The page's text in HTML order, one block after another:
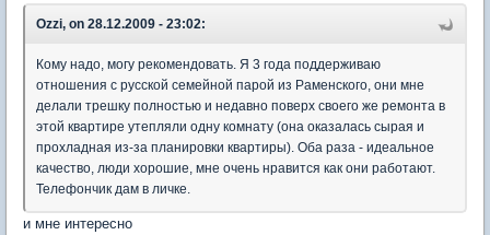
Ozzi, on 28.12.2009 - 23:02:
Кому надо, могу рекомендовать. Я 3 года поддерживаю
отношения с русской семейной парой из Раменского, они мне
делали трешку полностью и недавно поверх своего же ремонта в
этой квартире утепляли одну комнату (она оказалась сырая и
прохладная из-за планировки квартиры). Оба раза - идеальное
качество, люди хорошие, мне очень нравится как они работают.
Телефончик дам в личке.
и мне интересно